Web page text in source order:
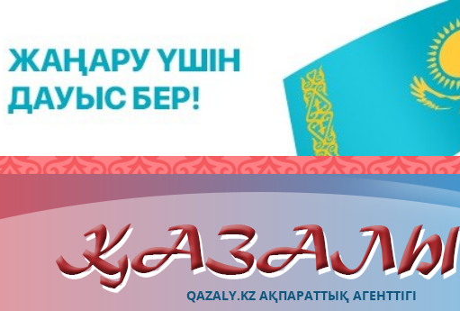
QAZALY.KZ АҚПАРАТТЫҚ АГЕНТТІГІ